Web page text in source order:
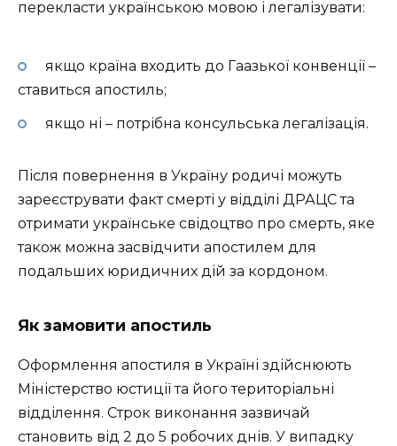
перекласти українською мовою і легалізувати:
якщо країна входить до Гаазької конвенції –
ставиться апостиль;
якщо ні – потрібна консульська легалізація.
Після повернення в Україну родичі можуть
зареєструвати факт смерті у відділі ДРАЦС та
отримати українське свідоцтво про смерть, яке
також можна засвідчити апостилем для
подальших юридичних дій за кордоном.
Як замовити апостиль
Оформлення апостиля в Україні здійснюють
Міністерство юстиції та його територіальні
відділення. Строк виконання зазвичай
становить від 2 до 5 робочих днів. У випадку